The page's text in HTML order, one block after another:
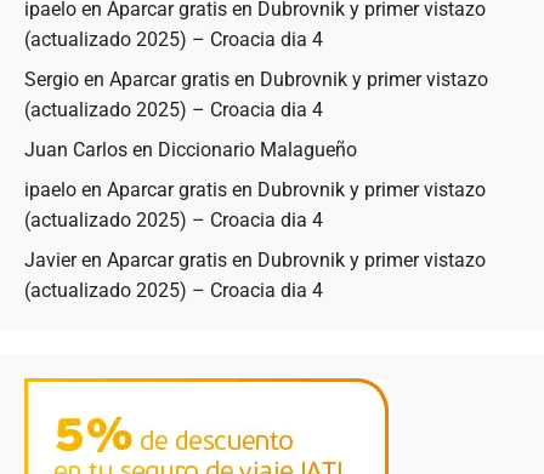
ipaelo en Aparcar gratis en Dubrovnik y primer vistazo
(actualizado 2025) – Croacia dia 4
Sergio en Aparcar gratis en Dubrovnik y primer vistazo
(actualizado 2025) – Croacia dia 4
Juan Carlos en Diccionario Malagueño
ipaelo en Aparcar gratis en Dubrovnik y primer vistazo
(actualizado 2025) – Croacia dia 4
Javieren Aparcar gratis en Dubrovnik y primer vistazo
(actualizado 2025) – Croacia dia 4